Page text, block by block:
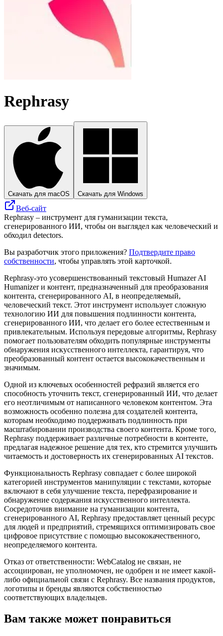
Rephrasy
Скачать для macOS Скачать для Windows
Веб-сайт
Rephrasy – инструмент для гуманизации текста,
сгенерированного ИИ, чтобы он выглядел как человеческий и
обходил detectors.
Вы разработчик этого приложения? Подтвердите право
собственности, чтобы управлять этой карточкой.
Rephrasy-это усовершенствованный текстовый Humazer AI
Humanizer и контент, предназначенный для преобразования
контента, сгенерированного AI, в неопределяемый,
человеческий текст. Этот инструмент использует сложную
технологию ИИ для повышения подлинности контента,
сгенерированного ИИ, что делает его более естественным и
привлекательным. Используя передовые алгоритмы, Rephrasy
помогает пользователям обходить популярные инструменты
обнаружения искусственного интеллекта, гарантируя, что
преобразованный контент остается высококачественным и
значимым.
Одной из ключевых особенностей рефразий является его
способность уточнить текст, сгенерированный ИИ, что делает
его неотличимым от написанного человеком контентом. Эта
возможность особенно полезна для создателей контента,
которым необходимо поддерживать подлинность при
масштабировании производства своего контента. Кроме того,
Rephrasy поддерживает различные потребности в контенте,
предлагая надежное решение для тех, кто стремится улучшить
читаемость и достоверность их сгенерированных AI текстов.
Функциональность Rephrasy совпадает с более широкой
категорией инструментов манипуляции с текстами, которые
включают в себя улучшение текста, перефразирование и
обнаружение содержания искусственного интеллекта.
Сосредоточив внимание на гуманизации контента,
сгенерированного AI, Rephrasy предоставляет ценный ресурс
для людей и предприятий, стремящихся оптимизировать свое
цифровое присутствие с помощью высококачественного,
неопределяемого контента.
Отказ от ответственности: WebCatalog не связан, не
ассоциирован, не уполномочен, не одобрен и не имеет какой-
либо официальной связи с Rephrasy. Все названия продуктов,
логотипы и бренды являются собственностью
соответствующих владельцев.
Вам также может понравиться